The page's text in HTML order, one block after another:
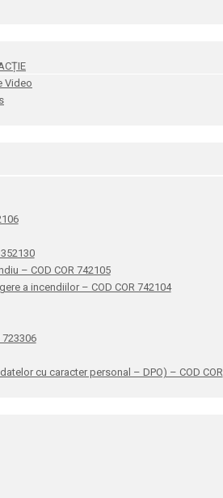
Video
– COD COR 742105
a incendiilor – COD COR 742104
cu caracter personal – DPO) – COD COR